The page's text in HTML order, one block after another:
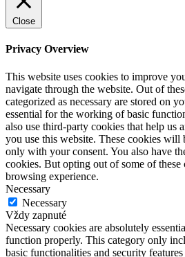
Close
Privacy Overview
This website uses cookies to improve
navigate through the website. Out of
categorized as necessary are stored on
essential for the working of basic
also use third-party cookies that help us
you use this website. These cookies will
only with your consent. You also have
cookies. But opting out of some of
browsing experience.
Necessary
Necessary
Vždy zapnuté
Necessary cookies are absolutely
function properly. This category only
basic functionalities and security